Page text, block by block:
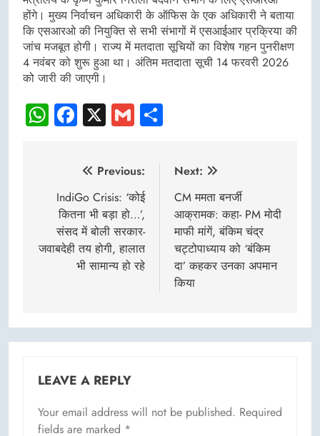
होंगे। मुख्य निर्वाचन अधिकारी के ऑफिस के एक अधिकारी ने बताया
कि एसआरओ की नियुक्ति से सभी संभागों में एसआईआर प्रक्रिया की
जांच मजबूत होगी। राज्य में मतदाता सूचियों का विशेष गहन पुनरीक्षण
4 नवंबर को शुरू हुआ था। अंतिम मतदाता सूची 14 फरवरी 2026
को जारी की जाएगी।
WhatsApp
Facebook
X Gmail
navigation
Previous:
IndiGo Crisis: ‘कोई
कितना भी बड़ा हो…’,
संसद में बोली सरकार-
जवाबदेही तय होगी, हालात
भी सामान्य हो रहे
Next:
CM ममता बनर्जी
आक्रामक: कहा- PM मोदी
माफी मांगें, बंकिम चंद्र
चट्टोपाध्याय को ‘बंकिम
दा’ कहकर उनका अपमान
किया
LEAVE A REPLY
Your email address will not be published. Required
fields are marked *